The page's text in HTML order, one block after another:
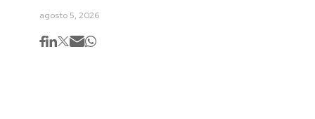
agosto 5, 2026